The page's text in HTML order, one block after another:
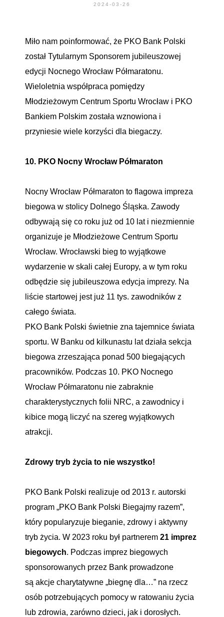
2024-03-26
Miło nam poinformować, że PKO Bank Polski
został Tytularnym Sponsorem jubileuszowej
edycji Nocnego Wrocław Półmaratonu.
Wieloletnia współpraca pomiędzy
Młodzieżowym Centrum Sportu Wrocław i PKO
Bankiem Polskim została wznowiona i
przyniesie wiele korzyści dla biegaczy.
10. PKO Nocny Wrocław Półmaraton
Nocny Wrocław Półmaraton to flagowa impreza
biegowa w stolicy Dolnego Śląska. Zawody
odbywają się co roku już od 10 lat i niezmiennie
organizuje je Młodzieżowe Centrum Sportu
Wrocław. Wrocławski bieg to wyjątkowe
wydarzenie w skali całej Europy, a w tym roku
odbędzie się jubileuszowa edycja imprezy. Na
liście startowej jest już 11 tys. zawodników z
całego świata.
PKO Bank Polski świetnie zna tajemnice świata
sportu. W Banku od kilkunastu lat działa sekcja
biegowa zrzeszająca ponad 500 biegających
pracowników. Podczas 10. PKO Nocnego
Wrocław Półmaratonu nie zabraknie
charakterystycznych folii NRC, a zawodnicy i
kibice mogą liczyć na szereg wyjątkowych
atrakcji.
Zdrowy tryb życia to nie wszystko!
PKO Bank Polski realizuje od 2013 r. autorski
program „PKO Bank Polski Biegajmy razem”,
który popularyzuje bieganie, zdrowy i aktywny
tryb życia. W 2023 roku był partnerem 21 imprez
biegowych. Podczas imprez biegowych
sponsorowanych przez Bank prowadzone
są akcje charytatywne „biegnę dla…” na rzecz
osób potrzebujących pomocy w ratowaniu życia
lub zdrowia, zarówno dzieci, jak i dorosłych.